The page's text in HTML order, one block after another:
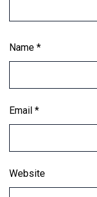
Name *
Email *
Website